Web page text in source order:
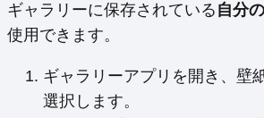
ギャラリーに保存されている 自分
使用できます。
ギャラリーアプリを開き、壁
選択します。